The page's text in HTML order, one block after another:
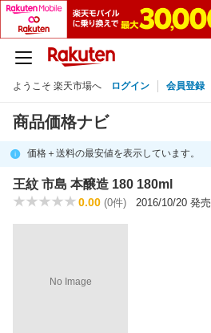
ようこそ 楽天市場へ ログイン 会員登録
商品価格ナビ
価格＋送料の最安値を表示しています。
王紋 市島 本醸造 180 180ml
0.00 (0件) 2016/10/20 発売
No Image